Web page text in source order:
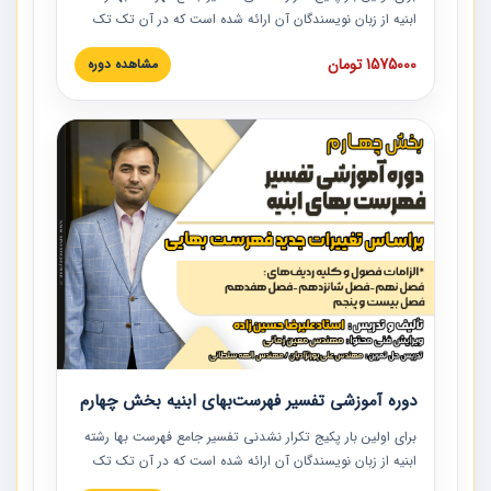
ابنیه از زبان نویسندگان آن ارائه شده است که در آن تک تک
ردیف ها و مطالب فهرست بها تفسیر و ارائه شده است. این
دوره به صورت کامل تصویری بوده و به همراه تصاویر عملیات
دوره با کلام مهندس علیرضاحسین‌زاده مدیر پروژه مهندسی
مشاور در امر بازنگری فهرست بها رشته ابنیه ارائه شده و به تمام
همکارانی که در حوزه صنعت ساخت در حال فعالیت هستند حتما
توصیه می کنیم از مطالب این دوره استفاده نمایند.
1575000 تومان مشاهده دوره
دوره آموزشی تفسیر فهرست‌بهای ابنیه بخش چهارم
برای اولین بار پکیج تکرار نشدنی تفسیر جامع فهرست بها رشته
ابنیه از زبان نویسندگان آن ارائه شده است که در آن تک تک
ردیف ها و مطالب فهرست بها تفسیر و ارائه شده است. این